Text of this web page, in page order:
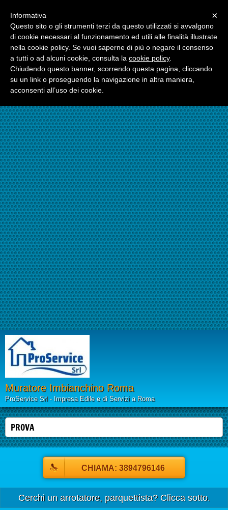
☎324.7403485
Muratore Imbianchino Roma
ProService Srl - Impresa Edile e di Servizi a Roma
PROVA
CHIAMA: 3894796146
Cerchi un arrotatore, parquettista? Clicca sotto.
×
Informativa
Questo sito o gli strumenti terzi da questo utilizzati si avvalgono
di cookie necessari al funzionamento ed utili alle finalità illustrate
nella cookie policy. Se vuoi saperne di più o negare il consenso
a tutti o ad alcuni cookie, consulta la cookie policy.
Chiudendo questo banner, scorrendo questa pagina, cliccando
su un link o proseguendo la navigazione in altra maniera,
acconsenti all’uso dei cookie.